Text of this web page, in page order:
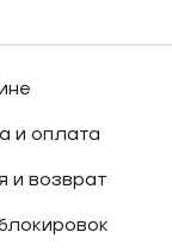
и оплата
и возврат